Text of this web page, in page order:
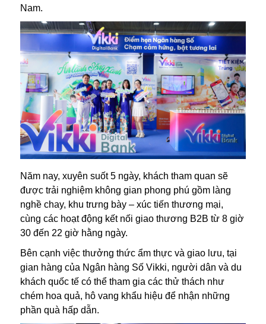
Nam.
Năm nay, xuyên suốt 5 ngày, khách tham quan sẽ
được trải nghiệm không gian phong phú gồm làng
nghề chay, khu trưng bày – xúc tiến thương mại,
cùng các hoạt động kết nối giao thương B2B từ 8 giờ
30 đến 22 giờ hằng ngày.
Bên cạnh việc thưởng thức ẩm thực và giao lưu, tại
gian hàng của Ngân hàng Số Vikki, người dân và du
khách quốc tế có thể tham gia các thử thách như
chém hoa quả, hô vang khẩu hiệu để nhận những
phần quà hấp dẫn.